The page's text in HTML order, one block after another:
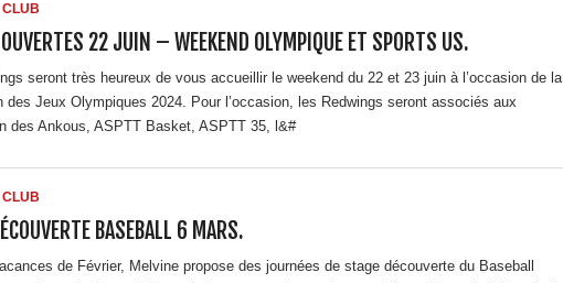
CLUB
22 JUIN – WEEKEND OLYMPIQUE ET SPORTS US.
seront très heureux de vous accueillir le weekend du 22 et 23 juin à l’occasion de la
des Jeux Olympiques 2024. Pour l’occasion, les Redwings seront associés aux
des Ankous, ASPTT Basket, ASPTT 35, l&#
CLUB
BASEBALL 6 MARS.
de Février, Melvine propose des journées de stage découverte du Baseball